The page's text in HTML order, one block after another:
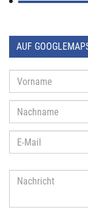
AUF